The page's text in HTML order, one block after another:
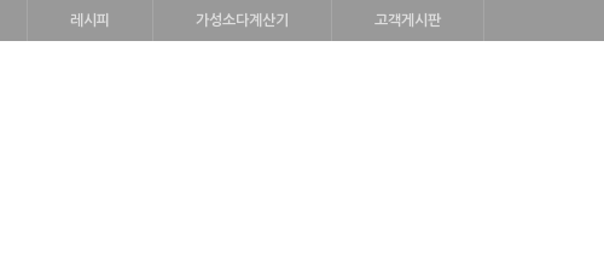
레시피 가성소다계산기 고객게시판